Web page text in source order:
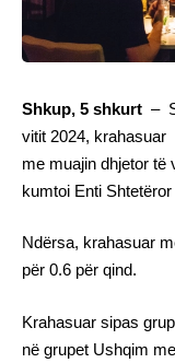
Shkup, 5 shkurt –
vitit 2024, krahasuar
me muajin dhjetor të
kumtoi Enti
Ndërsa, krahasuar
për 0.6 për qind.
Krahasuar sipas
në grupet Ushqim